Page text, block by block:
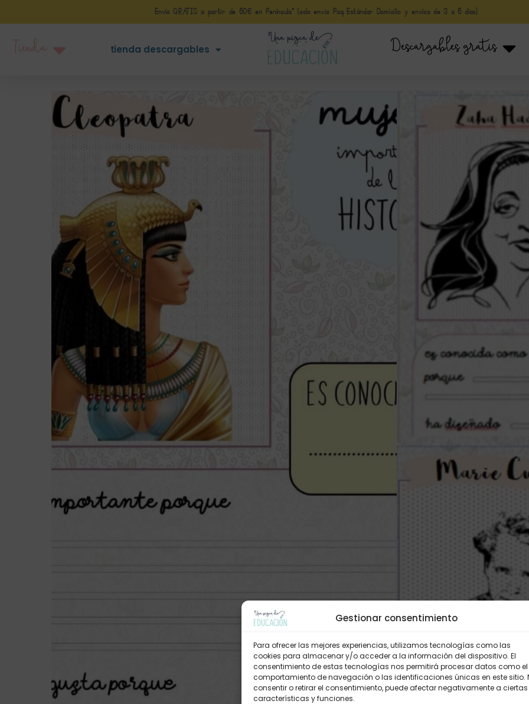
Gestionar consentimiento
Para ofrecer las mejores experiencias, utilizamos tecnologías como las
cookies para almacenar y/o acceder a la información del dispositivo. El
consentimiento de estas tecnologías nos permitirá procesar datos como el
comportamiento de navegación o las identificaciones únicas en este sitio.
consentir o retirar el consentimiento, puede afectar negativamente a ciertas
características y funciones.
Envío GRATIS a partir de 50€ en Península* (solo envio Paq Estándar Domicilio y envíos de 3 a 5 días)
tienda descargables Descargables gratis